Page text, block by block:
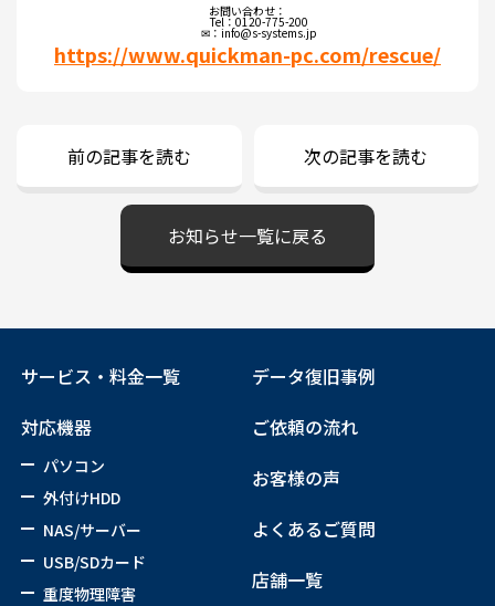
お問い合わせ：
Tel：0120-775-200
✉：info@s-systems.jp
https://www.quickman-pc.com/rescue/
前の記事を読む 次の記事を読む
お知らせ一覧に戻る
サービス・料金一覧
対応機器
パソコン
外付けHDD
NAS/サーバー
USB/SDカード
重度物理障害
データ復旧事例
ご依頼の流れ
お客様の声
よくあるご質問
店舗一覧